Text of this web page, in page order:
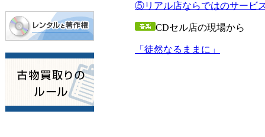
⑤リアル店ならではのサービ
CDセル店の現場から
「徒然なるままに」